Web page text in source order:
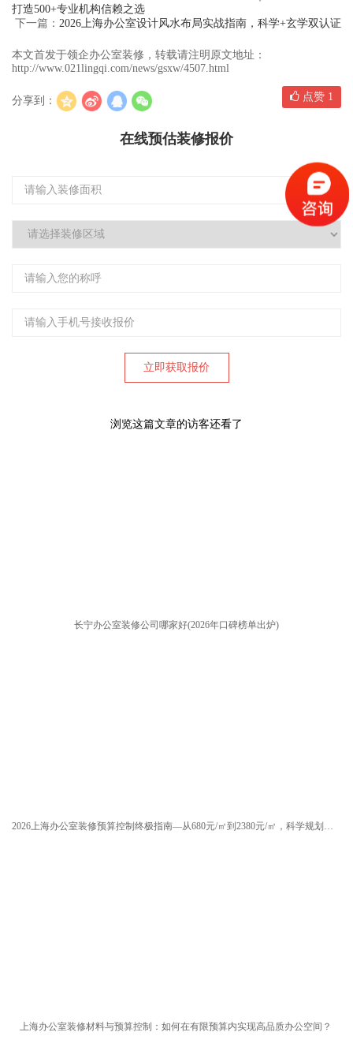
打造500+专业机构信赖之选
下一篇： 2026上海办公室设计风水布局实战指南，科学+玄学双认证
本文首发于领企办公室装修，转载请注明原文地址：
http://www.021lingqi.com/news/gsxw/4507.html
分享到： 点赞 1
在线预估装修报价
浏览这篇文章的访客还看了
长宁办公室装修公司哪家好(2026年口碑榜单出炉)
上海办公室装修材料与预算控制：如何在有限预算内实现高品质办公空间？